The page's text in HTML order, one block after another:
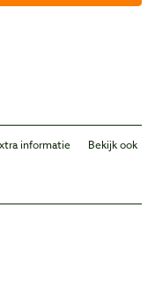
informatie Bekijk ook